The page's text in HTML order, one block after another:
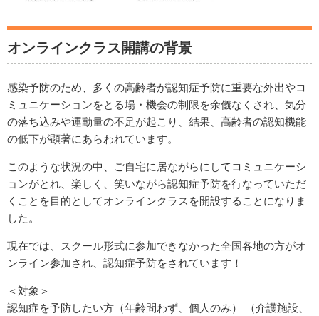
オンラインクラス開講の背景
感染予防のため、多くの高齢者が認知症予防に重要な外出やコ
ミュニケーションをとる場・機会の制限を余儀なくされ、気分
の落ち込みや運動量の不足が起こり、結果、高齢者の認知機能
の低下が顕著にあらわれています。
このような状況の中、ご自宅に居ながらにしてコミュニケーシ
ョンがとれ、楽しく、笑いながら認知症予防を行なっていただ
くことを目的としてオンラインクラスを開設することになりま
した。
現在では、スクール形式に参加できなかった全国各地の方がオ
ンライン参加され、認知症予防をされています！
＜対象＞
認知症を予防したい方（年齢問わず、個人のみ） （介護施設、